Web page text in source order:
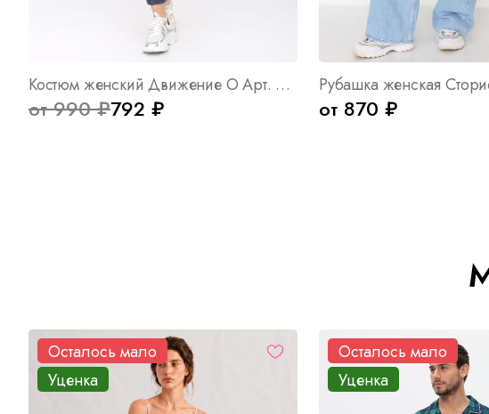
Костюм женский Движение О Арт. 8841
от 990 ₽792 ₽
Рубашка женская
от 870 ₽
Осталось мало
Уценка
Осталось мало
Уценка